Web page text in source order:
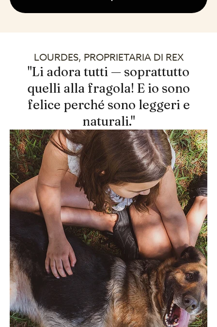
LOURDES, PROPRIETARIA DI REX
"Li adora tutti — soprattutto
quelli alla fragola! E io sono
felice perché sono leggeri e
naturali."